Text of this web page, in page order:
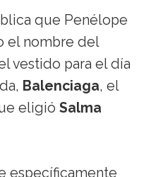
que Penélope
el nombre del
vestido para el día
Balenciaga, el
eligió Salma
específicamente